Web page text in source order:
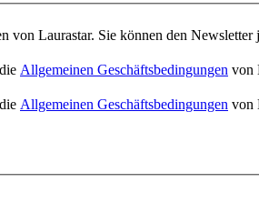
Laurastar. Sie können den Newsletter
Allgemeinen Geschäftsbedingungen von
Allgemeinen Geschäftsbedingungen von